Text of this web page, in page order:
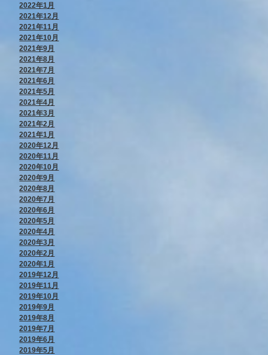
2022年1月
2021年12月
2021年11月
2021年10月
2021年9月
2021年8月
2021年7月
2021年6月
2021年5月
2021年4月
2021年3月
2021年2月
2021年1月
2020年12月
2020年11月
2020年10月
2020年9月
2020年8月
2020年7月
2020年6月
2020年5月
2020年4月
2020年3月
2020年2月
2020年1月
2019年12月
2019年11月
2019年10月
2019年9月
2019年8月
2019年7月
2019年6月
2019年5月